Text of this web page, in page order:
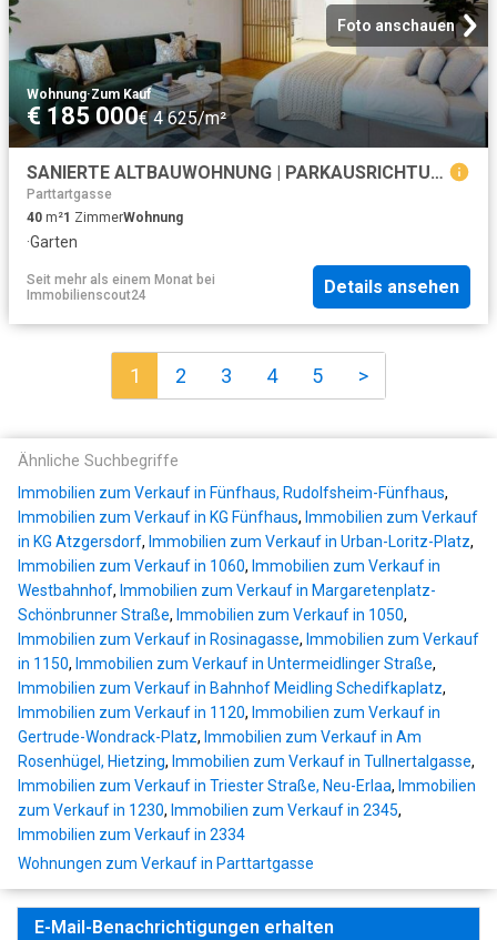
Foto anschauen
Wohnung·Zum Kauf
€ 185 000€ 4 625/m²
SANIERTE ALTBAUWOHNUNG | PARKAUSRICHTUNG | PRAXIS / AIRBNB NUTZUNG MÖGLICH | Ca. 2 Min. zur U4 SCHÖNBRUNN
Parttartgasse
40 m²1 ZimmerWohnung
·Garten
Seit mehr als einem Monat bei
Immobilienscout24
Details ansehen
1 2 3 4 5 >
Ähnliche Suchbegriffe
Immobilien zum Verkauf in Fünfhaus, Rudolfsheim-Fünfhaus,
Immobilien zum Verkauf in KG Fünfhaus, Immobilien zum Verkauf
in KG Atzgersdorf, Immobilien zum Verkauf in Urban-Loritz-Platz,
Immobilien zum Verkauf in 1060, Immobilien zum Verkauf in
Westbahnhof, Immobilien zum Verkauf in Margaretenplatz-
Schönbrunner Straße, Immobilien zum Verkauf in 1050,
Immobilien zum Verkauf in Rosinagasse, Immobilien zum Verkauf
in 1150, Immobilien zum Verkauf in Untermeidlinger Straße,
Immobilien zum Verkauf in Bahnhof Meidling Schedifkaplatz,
Immobilien zum Verkauf in 1120, Immobilien zum Verkauf in
Gertrude-Wondrack-Platz, Immobilien zum Verkauf in Am
Rosenhügel, Hietzing, Immobilien zum Verkauf in Tullnertalgasse,
Immobilien zum Verkauf in Triester Straße, Neu-Erlaa, Immobilien
zum Verkauf in 1230, Immobilien zum Verkauf in 2345,
Immobilien zum Verkauf in 2334
Wohnungen zum Verkauf in Parttartgasse
E-Mail-Benachrichtigungen erhalten